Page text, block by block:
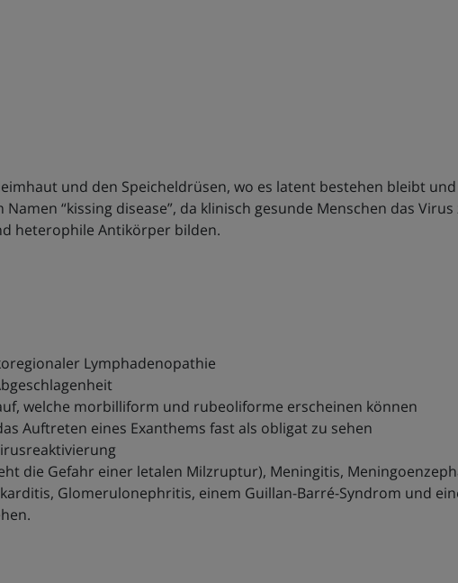
und den Speicheldrüsen, wo es latent bestehen bleibt
“kissing disease”, da klinisch gesunde Menschen das
heterophile Antikörper bilden.
Lymphadenopathie
welche morbilliform und rubeoliforme erscheinen können
Auftreten eines Exanthems fast als obligat zu sehen
die Gefahr einer letalen Milzruptur), Meningitis,
Glomerulonephritis, einem Guillan-Barré-Syndrom und